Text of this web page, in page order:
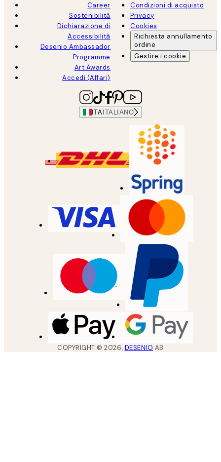
Career
Sostenibilità
Dichiarazione di
Accessibilità
Desenio Ambassador
Programme
Art Awards
Accedi (Affari)
Condizioni di acquisto
Privacy
Cookies
Richiesta annullamento
ordine
Gestire i cookie
ITA ITALIANO
COPYRIGHT ©2026, DESENIO AB